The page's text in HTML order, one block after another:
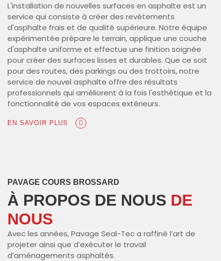
L'installation de nouvelles surfaces en asphalte est un
service qui consiste à créer des revêtements
d'asphalte frais et de qualité supérieure. Notre équipe
expérimentée prépare le terrain, applique une couche
d'asphalte uniforme et effectue une finition soignée
pour créer des surfaces lisses et durables. Que ce soit
pour des routes, des parkings ou des trottoirs, notre
service de nouvel asphalte offre des résultats
professionnels qui améliorent à la fois l'esthétique et la
fonctionnalité de vos espaces extérieurs.
EN SAVOIR PLUS
PAVAGE COURS BROSSARD
À PROPOS DE NOUS DE
NOUS
Avec les années, Pavage Seal-Tec a raffiné l’art de
projeter ainsi que d’exécuter le travail
d’aménagements asphaltés.